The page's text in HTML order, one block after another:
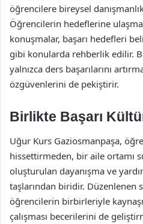
öğrencilere bireysel
Öğrencilerin hedeflerine
konuşmalar, başarı hedefleri
gibi konularda rehberlik edilir.
yalnızca ders başarılarını
özgüvenlerini de pekiştirir.
Birlikte Başarı
Uğur Kurs Gaziosmanpaşa,
hissettirmeden, bir aile ortamı
oluşturulan dayanışma ve
taşlarından biridir. Düzenlenen
öğrencilerin birbirleriyle
çalışması becerilerini de